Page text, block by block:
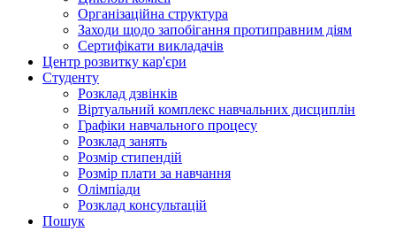
Організаційна структура
Заходи щодо запобігання протиправним діям
Сертифікати викладачів
Центр розвитку кар'єри
Студенту
Розклад дзвінків
Віртуальний комплекс навчальних дисциплін
Графіки навчального процесу
Розклад занять
Розмір стипендій
Розмір плати за навчання
Олімпіади
Розклад консультацій
Пошук